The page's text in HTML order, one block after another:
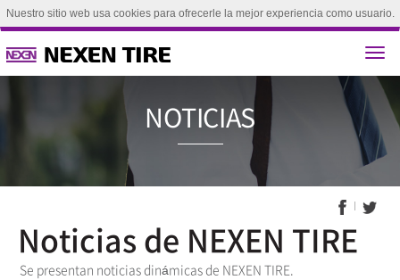
Nuestro sitio web usa cookies para ofrecerle la mejor experiencia como usuario.
Noticias de NEXEN TIRE
Se presentan noticias dinámicas de NEXEN TIRE.